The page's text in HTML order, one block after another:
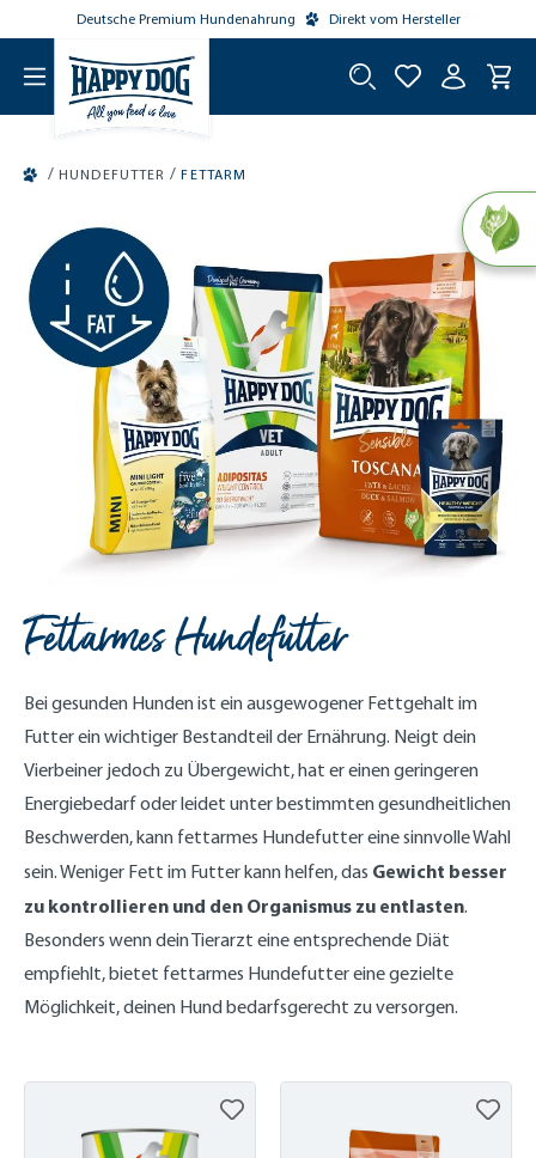
springen
Deutsche Premium Hundenahrung Direkt vom Hersteller
/ HUNDEFUTTER / FETTARM
Fettarmes Hundefutter
Bei gesunden Hunden ist ein ausgewogener Fettgehalt im
Futter ein wichtiger Bestandteil der Ernährung. Neigt dein
Vierbeiner jedoch zu Übergewicht, hat er einen geringeren
Energiebedarf oder leidet unter bestimmten gesundheitlichen
Beschwerden, kann fettarmes Hundefutter eine sinnvolle Wahl
sein. Weniger Fett im Futter kann helfen, das Gewicht besser
zu kontrollieren und den Organismus zu entlasten.
Besonders wenn dein Tierarzt eine entsprechende Diät
empfiehlt, bietet fettarmes Hundefutter eine gezielte
Möglichkeit, deinen Hund bedarfsgerecht zu versorgen.